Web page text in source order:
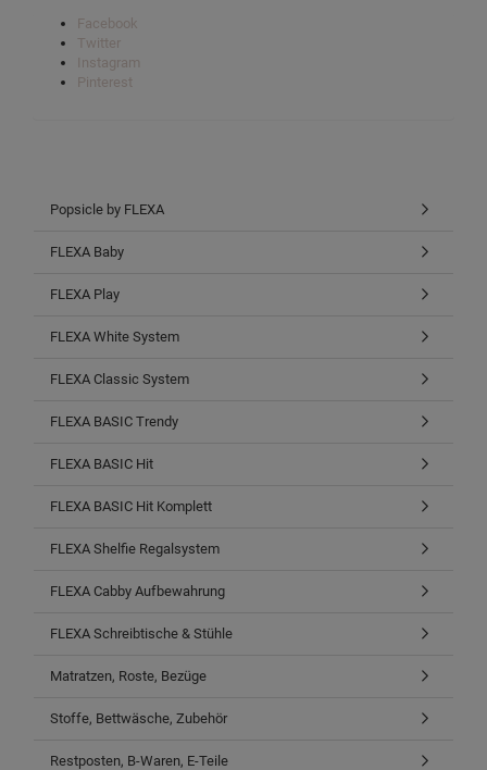
Facebook
Twitter
Instagram
Pinterest
Popsicle by FLEXA
FLEXA Baby
FLEXA Play
FLEXA White System
FLEXA Classic System
FLEXA BASIC Trendy
FLEXA BASIC Hit
FLEXA BASIC Hit Komplett
FLEXA Shelfie Regalsystem
FLEXA Cabby Aufbewahrung
FLEXA Schreibtische & Stühle
Matratzen, Roste, Bezüge
Stoffe, Bettwäsche, Zubehör
Restposten, B-Waren, E-Teile